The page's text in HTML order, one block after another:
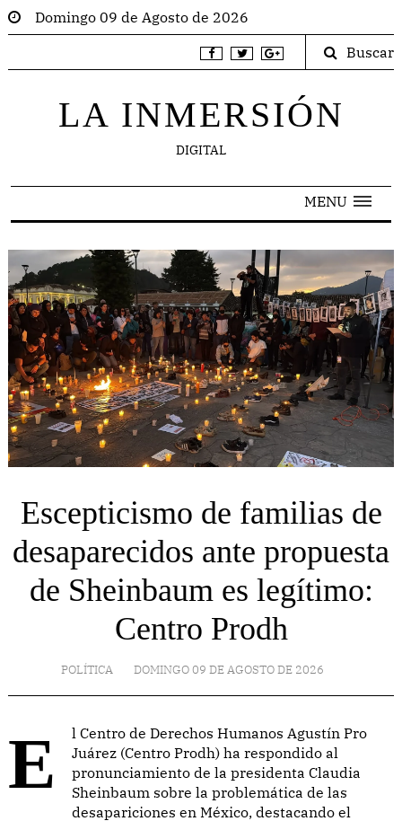
Domingo 09 de Agosto de 2026
Buscar
LA INMERSIÓN
DIGITAL
MENU
Escepticismo de familias de
desaparecidos ante propuesta
de Sheinbaum es legítimo:
Centro Prodh
POLÍTICA DOMINGO 09 DE AGOSTO DE 2026
El Centro de Derechos Humanos Agustín Pro
Juárez (Centro Prodh) ha respondido al
pronunciamiento de la presidenta Claudia
Sheinbaum sobre la problemática de las
desapariciones en México, destacando el